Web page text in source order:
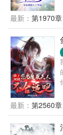
最新： 第1970
最新： 第2560